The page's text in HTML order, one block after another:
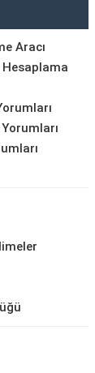
Aracı
Hesaplama